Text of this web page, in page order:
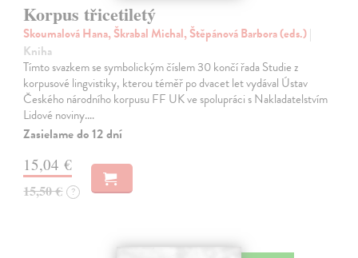
Korpus třicetiletý
Skoumalová Hana, Škrabal Michal, Štěpánová Barbora (eds.)|
Kniha
Tímto svazkem se symbolickým číslem 30 končí řada Studie z
korpusové lingvistiky, kterou téměř po dvacet let vydával Ústav
Českého národního korpusu FF UK ve spolupráci s Nakladatelstvím
Lidové noviny.…
Zasielame do 12 dní
15,04 €
15,50 € ?